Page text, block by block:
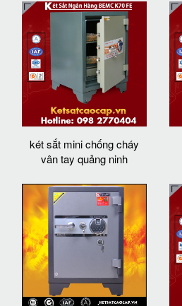
két sắt mini chống cháy
vân tay quảng ninh